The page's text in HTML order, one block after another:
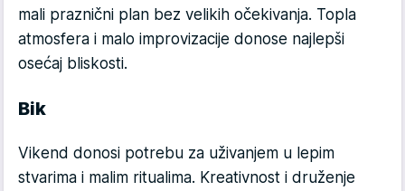
mali praznični plan bez velikih očekivanja. Topla
atmosfera i malo improvizacije donose najlepši
osećaj bliskosti.
Bik
Vikend donosi potrebu za uživanjem u lepim
stvarima i malim ritualima. Kreativnost i druženje